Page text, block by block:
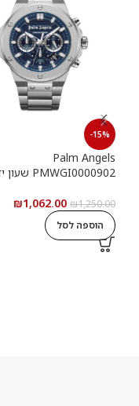
-15%
Palm Angels
PMWGI0000902 שעון יד לגבר
₪1,250.00
₪1,062.00
הוספה לסל